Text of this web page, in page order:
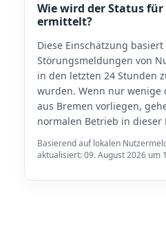
Wie wird der Status
ermittelt?
Diese Einschätzung
Störungsmeldungen von
in den letzten 24 Stunden
wurden. Wenn nur wenige
aus Bremen vorliegen,
normalen Betrieb in dieser
Basierend auf lokalen
aktualisiert: 09. August 2026 um